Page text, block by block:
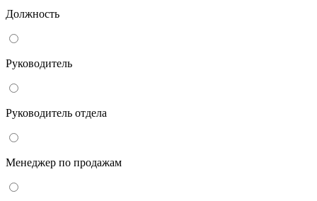
Должность
Руководитель
Руководитель отдела
Менеджер по продажам